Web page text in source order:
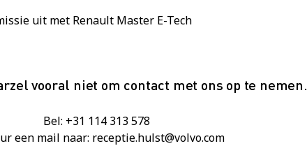
uit met Renault Master E-Tech
vooral niet om contact met ons op te nemen.
Bel: +31 114 313 578
een mail naar: receptie.hulst@volvo.com